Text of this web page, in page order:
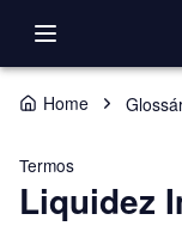
Home
Termos
Liquidez